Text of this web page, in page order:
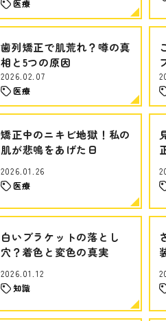
医療
歯列矯正で肌荒れ？噂の真
相と5つの原因
2026.02.07
医療
矯正中のニキビ地獄！私の
肌が悲鳴をあげた日
2026.01.26
医療
白いブラケットの落とし
穴？着色と変色の真実
2026.01.12
知識